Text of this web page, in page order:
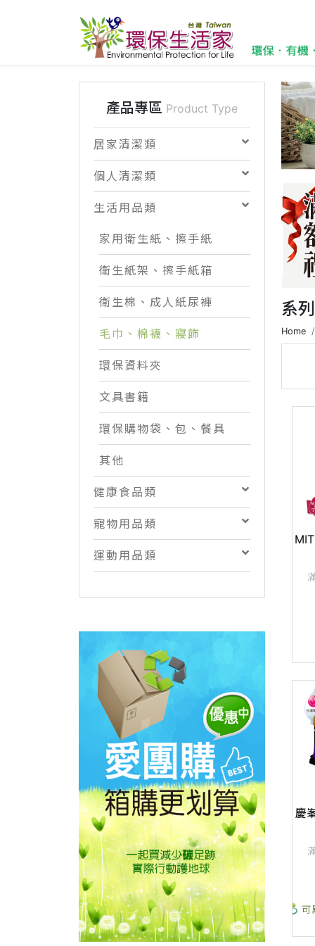
產品專區 Product Type
居家清潔類
個人清潔類
生活用品類
家用衛生紙、擦手紙
衛生紙架、擦手紙箱
衛生棉、成人紙尿褲
毛巾、棉襪、寢飾
環保資料夾
文具書籍
環保購物袋、包、餐具
其他
健康食品類
寵物用品類
運動用品類
系
Home
慶
可